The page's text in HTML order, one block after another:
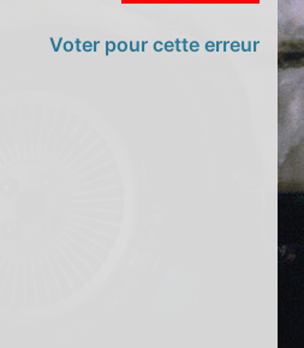
Voter pour cette erreur